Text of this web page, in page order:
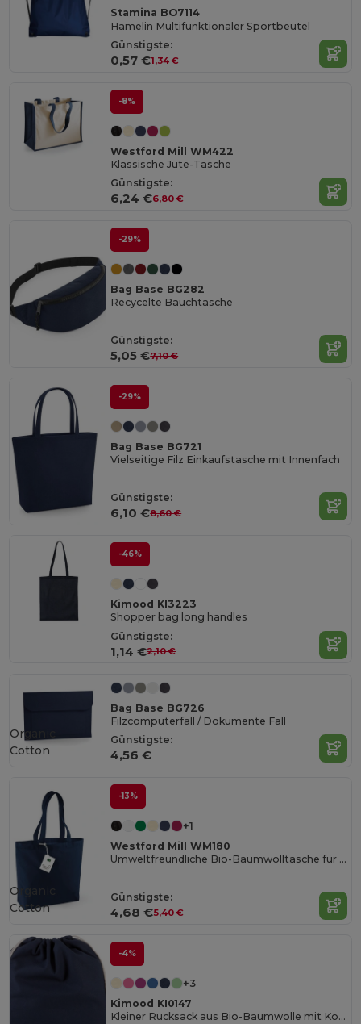
Stamina BO7114
Hamelin Multifunktionaler Sportbeutel
Günstigste:
0,57 €1,34 €
-8%
Westford Mill WM422
Klassische Jute-Tasche
Günstigste:
6,24 €6,80 €
-29%
Bag Base BG282
Recycelte Bauchtasche
Günstigste:
5,05 €7,10 €
-29%
Bag Base BG721
Vielseitige Filz Einkaufstasche mit Innenfach
Günstigste:
6,10 €8,60 €
-46%
Kimood KI3223
Shopper bag long handles
Günstigste:
1,14 €2,10 €
Bag Base BG726
Filzcomputerfall / Dokumente Fall
Günstigste:
4,56 €
Organic
Cotton
-13%
+1
Westford Mill WM180
Umweltfreundliche Bio-Baumwolltasche für den Alltag
Günstigste:
4,68 €5,40 €
Organic
Cotton
-4%
+3
Kimood KI0147
Kleiner Rucksack aus Bio-Baumwolle mit Kordeln